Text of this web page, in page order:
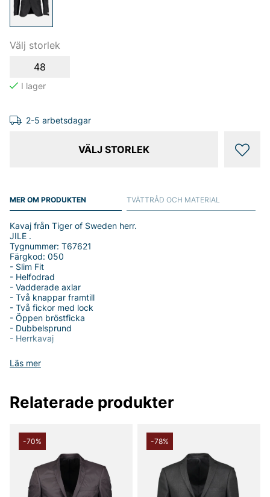
Välj storlek
48
2-5 arbetsdagar
VÄLJ STORLEK
MER OM PRODUKTEN
Läs mer
Kavaj från Tiger of Sweden herr.
JILE .
Tygnummer: T67621
Färgkod: 050
- Slim Fit
- Helfodrad
- Vadderade axlar
- Två knappar framtill
- Två fickor med lock
- Öppen bröstficka
- Dubbelsprund
- Herrkavaj
Tack för att du handlar i vår webbshop. Besök oss även i vår
butik i Vingåker.
TVÄTTRÅD OCH MATERIAL
Relaterade produkter
-70% -78%